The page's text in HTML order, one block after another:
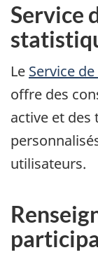
Service
Le Service
offre des
active et des
utilisateurs.